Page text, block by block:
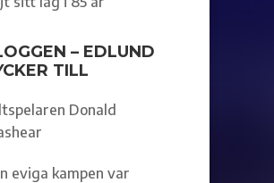
– EDLUND
TILL
Donald
eviga kampen var